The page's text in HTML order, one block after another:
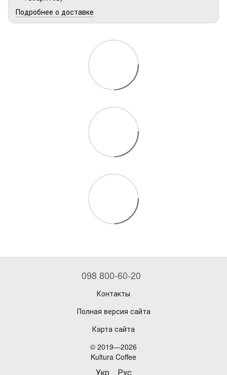
Подробнее о доставке
098 800-60-20
Контакты
Полная версия сайта
Карта сайта
© 2019—2026
Kultura Coffee
Укр Рус